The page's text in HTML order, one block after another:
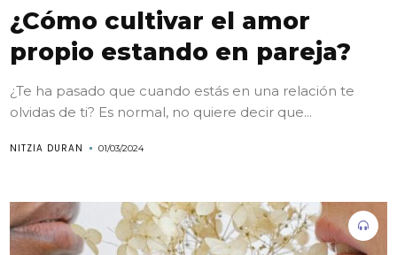
¿Cómo cultivar el amor
propio estando en pareja?
¿Te ha pasado que cuando estás en una relación te
olvidas de ti? Es normal, no quiere decir que...
NITZIA DURAN 01/03/2024